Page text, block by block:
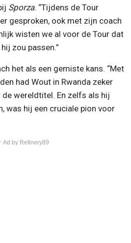
Sporza. “Tijdens de Tour
gesproken, ook met zijn coach
wisten we al voor de Tour dat
zou passen.”
het als een gemiste kans. “Met
had Wout in Rwanda zeker
de wereldtitel. En zelfs als hij
was hij een cruciale pion voor
Ad by Refinery89